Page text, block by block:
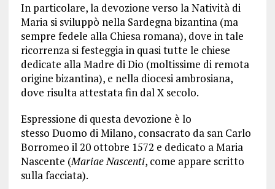
In particolare, la devozione verso la Natività di
Maria si sviluppò nella Sardegna bizantina (ma
sempre fedele alla Chiesa romana), dove in tale
ricorrenza si festeggia in quasi tutte le chiese
dedicate alla Madre di Dio (moltissime di remota
origine bizantina), e nella diocesi ambrosiana,
dove risulta attestata fin dal X secolo.
Espressione di questa devozione è lo
stesso Duomo di Milano, consacrato da san Carlo
Borromeo il 20 ottobre 1572 e dedicato a Maria
Nascente (Mariae Nascenti, come appare scritto
sulla facciata).